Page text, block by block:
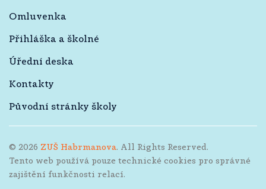
Omluvenka
Přihláška a školné
Úřední deska
Kontakty
Původní stránky školy
© 2026 ZUŠ Habrmanova. All Rights Reserved.
Tento web používá pouze technické cookies pro správné
zajištění funkčnosti relací.